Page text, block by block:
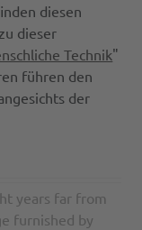
diesen
dieser
Technik"
führen den
der
years far from
furnished by